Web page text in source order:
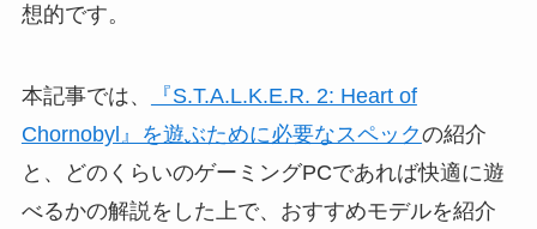
想的です。
本記事では、
『S.T.A.L.K.E.R. 2: Heart of
Chornobyl』を遊ぶために必要なスペックの紹介
と、どのくらいのゲーミングPCであれば快適に遊
べるかの解説をした上で、おすすめモデルを紹介